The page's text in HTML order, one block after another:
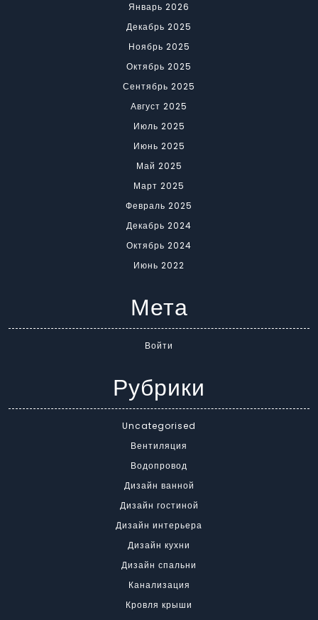
Январь 2026
Декабрь 2025
Ноябрь 2025
Октябрь 2025
Сентябрь 2025
Август 2025
Июль 2025
Июнь 2025
Май 2025
Март 2025
Февраль 2025
Декабрь 2024
Октябрь 2024
Июнь 2022
Мета
Войти
Рубрики
Uncategorised
Вентиляция
Водопровод
Дизайн ванной
Дизайн гостиной
Дизайн интерьера
Дизайн кухни
Дизайн спальни
Канализация
Кровля крыши